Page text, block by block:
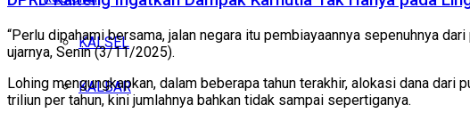
KALSEL
KALBAR
“Perlu dipahami bersama, jalan negara itu pembiayaannya sepenuhnya
ujarnya, Senin (3/11/2025).
Lohing mengungkapkan, dalam beberapa tahun terakhir, alokasi dana
triliun per tahun, kini jumlahnya bahkan tidak sampai sepertiganya.